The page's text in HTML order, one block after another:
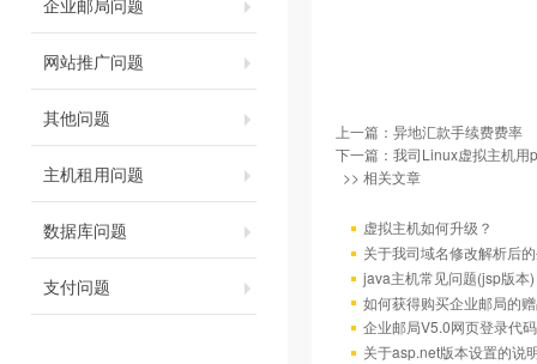
企业邮局问题
网站推广问题
其他问题
主机租用问题
数据库问题
支付问题
上一篇： 异地汇款手续费费率
下一篇： 我司Linux虚拟主机用
>> 相关文章
虚拟主机如何升级？
关于我司域名修改解析后
java主机常见问题(jsp版本)
如何获得购买企业邮局的
企业邮局V5.0网页登录代码
关于asp.net版本设置的说